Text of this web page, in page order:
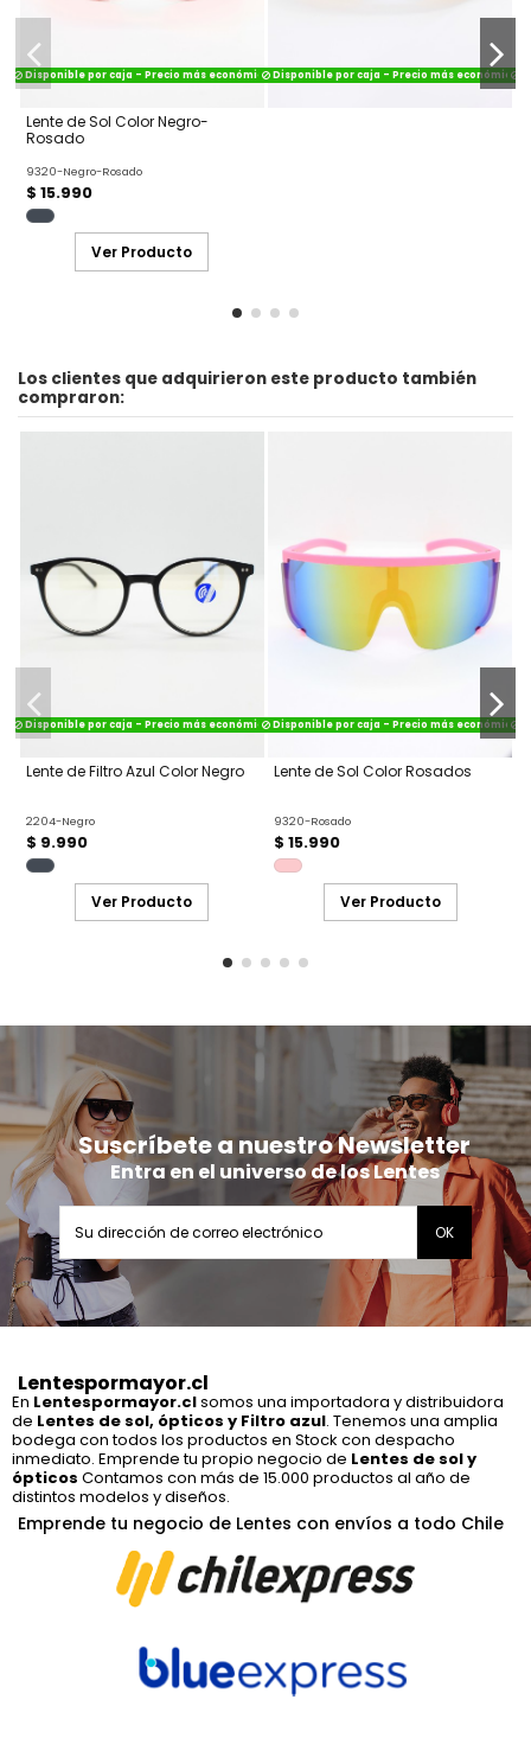
Disponible por caja - Precio más económico
Lente de Sol Color Negro-
Rosado
9320-Negro-Rosado
$ 15.990
Ver Producto
Disponible por caja - Precio más económico
Los clientes que adquirieron este producto también
compraron:
Disponible por caja - Precio más económico
Lente de Filtro Azul Color Negro
2204-Negro
$ 9.990
Ver Producto
Disponible por caja - Precio más económico
Lente de Sol Color Rosados
9320-Rosado
$ 15.990
Ver Producto
Suscríbete a nuestro Newsletter
Entra en el universo de los Lentes
Lentespormayor.cl
En Lentespormayor.clsomos una importadora y distribuidora
de Lentes de sol, ópticos y Filtro azul. Tenemos una amplia
bodega con todos los productos en Stock con despacho
inmediato. Emprende tu propio negocio de Lentes de sol y
ópticos Contamos con más de 15.000 productos al año de
distintos modelos y diseños.
Emprende tu negocio de Lentes con envíos a todo Chile